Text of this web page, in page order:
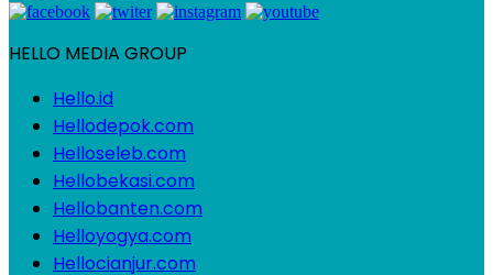
HELLO MEDIA GROUP
Hello.id
Hellodepok.com
Helloseleb.com
Hellobekasi.com
Hellobanten.com
Helloyogya.com
Hellocianjur.com